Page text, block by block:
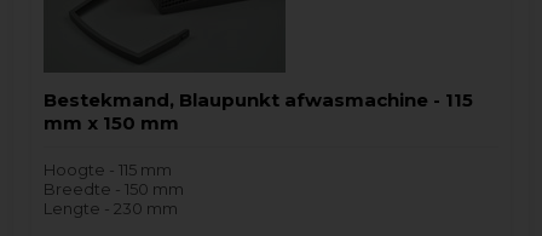
Bestekmand, Blaupunkt afwasmachine - 115
mm x 150 mm
Hoogte - 115 mm
Breedte - 150 mm
Lengte - 230 mm